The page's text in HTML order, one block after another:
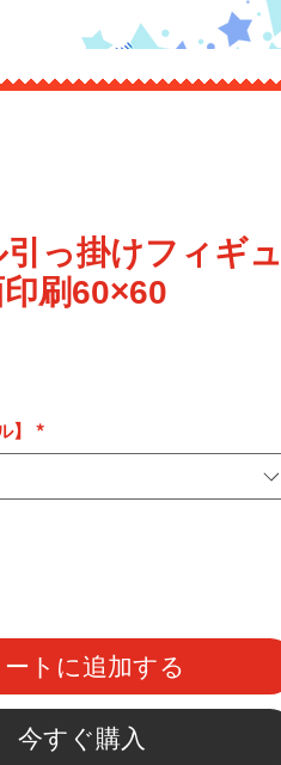
っ掛けフィギュ
刷60×60
】
*
ートに追加する
今すぐ購入